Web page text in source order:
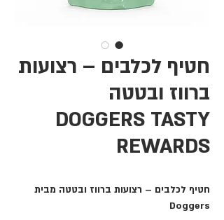
חטיף לכלבים – רצועות
ברווז ובטטה
DOGGERS TASTY
REWARDS
חטיף לכלבים – רצועות ברווז ובטטה מבית
Doggers